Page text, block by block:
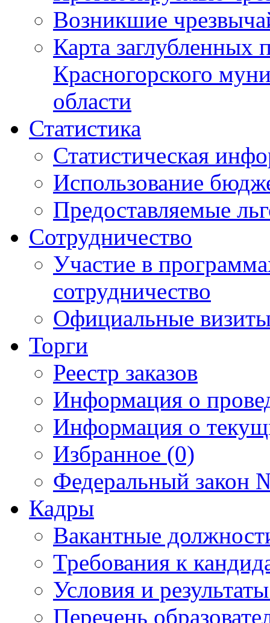
Возникшие
Карта
Красногорского
области
Статистика
Статистическая
Использование
Предоставляемые
Сотрудничество
Участие в
сотрудничество
Официальные
Торги
Реестр заказов
Информация о
Информация о
Избранное (0)
Федеральный закон
Кадры
Вакантные
Требования к
Условия и
Перечень